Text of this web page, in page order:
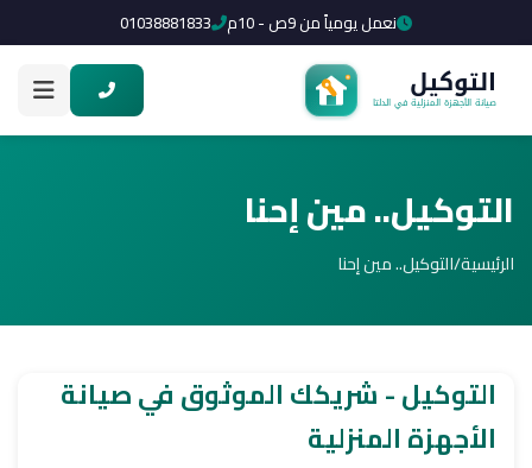
نعمل يومياً من 9ص - 10م 01038881833
التوكيل.. مين إحنا
الرئيسية/التوكيل.. مين إحنا
التوكيل - شريكك الموثوق في صيانة
الأجهزة المنزلية